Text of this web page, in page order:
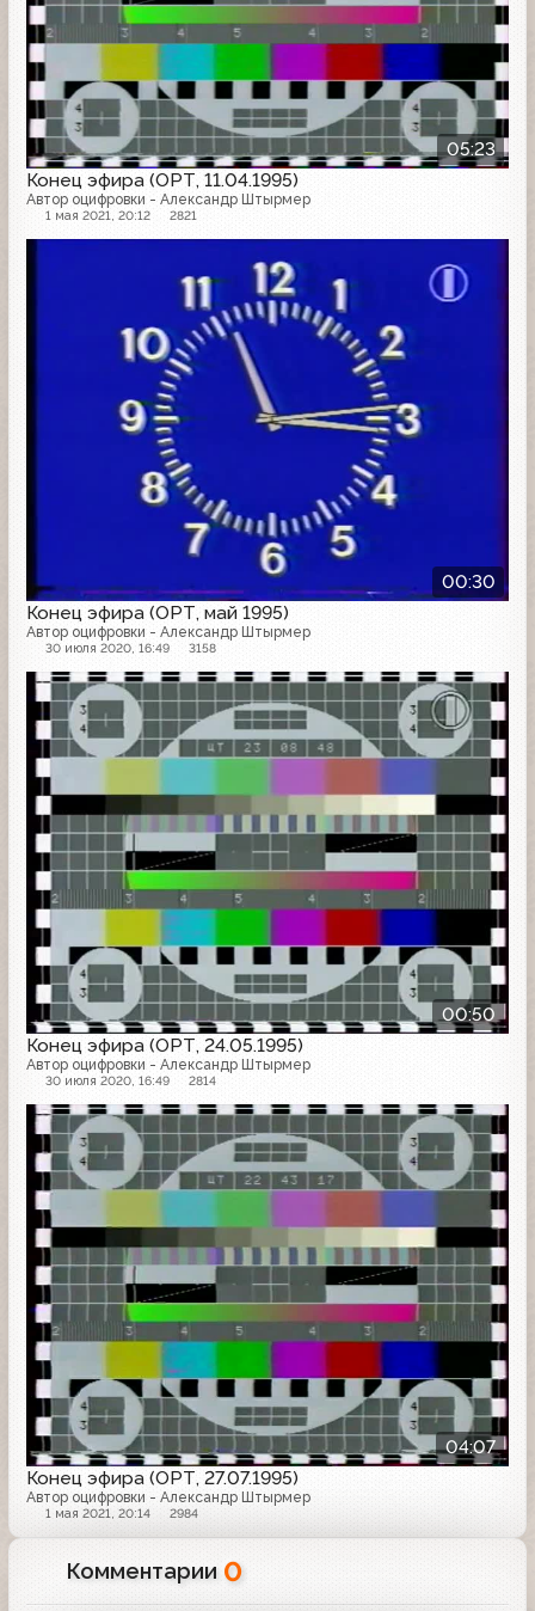
05:23
Конец эфира (ОРТ, 11.04.1995)
Автор оцифровки - Александр Штырмер
1 мая 2021, 20:12 2821
00:30
Конец эфира (ОРТ, май 1995)
Автор оцифровки - Александр Штырмер
30 июля 2020, 16:49 3158
00:50
Конец эфира (ОРТ, 24.05.1995)
Автор оцифровки - Александр Штырмер
30 июля 2020, 16:49 2814
Конец эфира
04:07
Конец эфира (ОРТ, 27.07.1995)
Автор оцифровки - Александр Штырмер
1 мая 2021, 20:14 2984
Конец эфира
Комментарии 0